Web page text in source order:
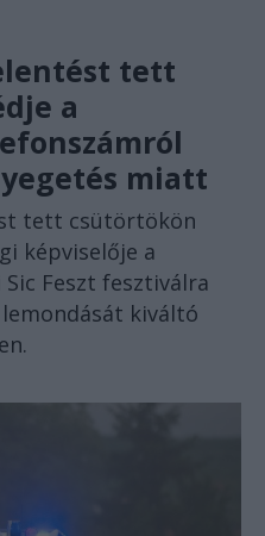
tett
a
miatt
tett csütörtökön
képviselője a
Feszt fesztiválra
kiváltó